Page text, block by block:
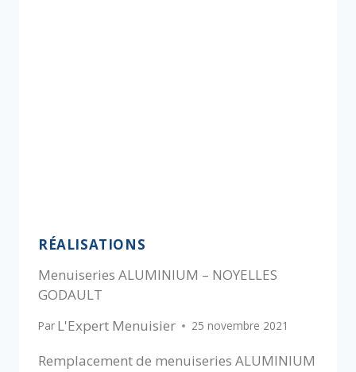
RÉALISATIONS
Menuiseries ALUMINIUM – NOYELLES
GODAULT
Par L'Expert Menuisier 25 novembre 2021
Remplacement de menuiseries ALUMINIUM